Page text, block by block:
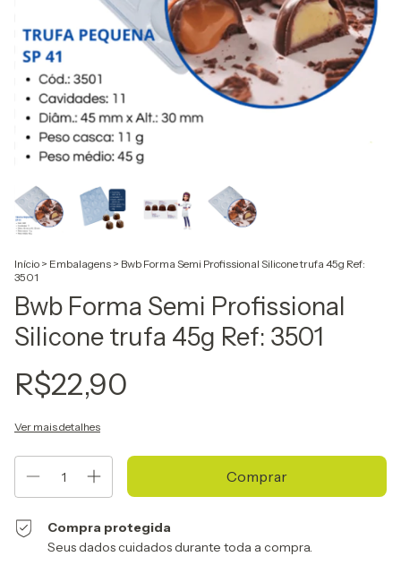
Início > Embalagens > Bwb Forma Semi Profissional Silicone trufa 45g Ref:
3501
Bwb Forma Semi Profissional
Silicone trufa 45g Ref: 3501
R$22,90
Ver mais detalhes
Compra protegida
Seus dados cuidados durante toda a compra.